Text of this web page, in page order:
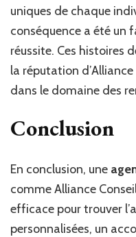
uniques de chaque
conséquence a été un
réussite. Ces histoires
la réputation
dans le domaine des
Conclusion
En conclusion, une
comme Alliance
efficace pour trouver
personnalisées, un